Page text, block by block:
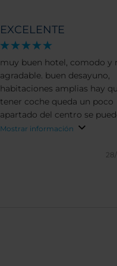
EXCELENTE
muy buen hotel, comodo y
agradable. buen desayuno,
habitaciones amplias hay
tener coche queda un poco
apartado del centro se
aparcar sin problema hay un
centro comercial muy
lado llevo años viniendo a
Mostrar información